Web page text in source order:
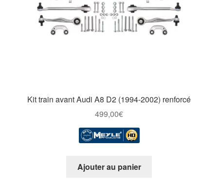
Kit train avant Audi A8 D2 (1994-2002) renforcé
499,00€
Ajouter au panier